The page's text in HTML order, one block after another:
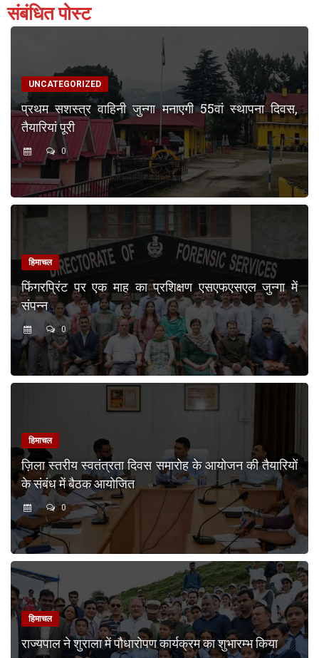
संबंधित पोस्ट
UNCATEGORIZED
प्रथम सशस्त्र वाहिनी जुन्गा मनाएगी 55वां स्थापना दिवस,
तैयारियां पूरी
0
हिमाचल
फिंगरप्रिंट पर एक माह का प्रशिक्षण एसएफएसएल जुन्गा में
संपन्न
0
हिमाचल
ज़िला स्तरीय स्वतंत्रता दिवस समारोह के आयोजन की तैयारियों
के संबंध में बैठक आयोजित
0
हिमाचल
राज्यपाल ने शुराला में पौधारोपण कार्यक्रम का शुभारम्भ किया